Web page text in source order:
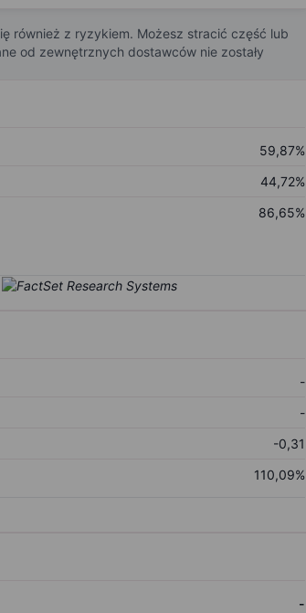
również z ryzykiem. Możesz stracić część lub
od zewnętrznych dostawców nie zostały
59,87%
44,72%
86,65%
-
-
-0,31
110,09%
-